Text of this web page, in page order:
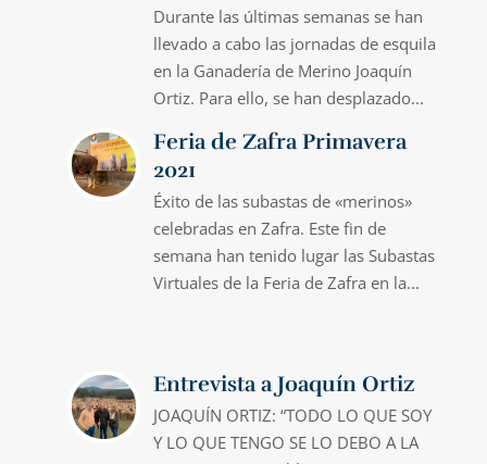
Durante las últimas semanas se han
llevado a cabo las jornadas de esquila
en la Ganadería de Merino Joaquín
Ortiz. Para ello, se han desplazado...
Feria de Zafra Primavera
2021
Éxito de las subastas de «merinos»
celebradas en Zafra. Este fin de
semana han tenido lugar las Subastas
Virtuales de la Feria de Zafra en la...
Entrevista a Joaquín Ortiz
JOAQUÍN ORTIZ: “TODO LO QUE SOY
Y LO QUE TENGO SE LO DEBO A LA